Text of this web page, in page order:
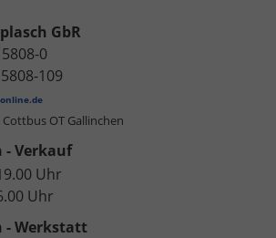
GbR
0
109
Cottbus OT Gallinchen
- Verkauf
Uhr
Uhr
- Werkstatt